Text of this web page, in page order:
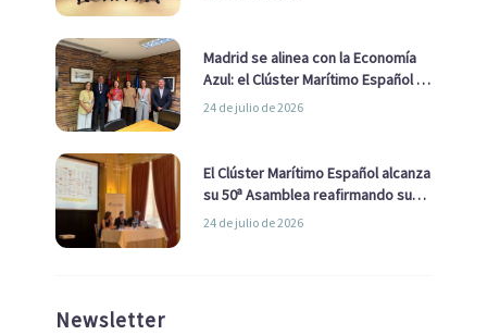
Madrid se alinea con la Economía
Azul: el Clúster Marítimo Español y
la Real Liga Naval avanzan alianzas
24 de julio de 2026
El Clúster Marítimo Español alcanza
su 50ª Asamblea reafirmando su
liderazgo en la Economía Azul
24 de julio de 2026
Newsletter